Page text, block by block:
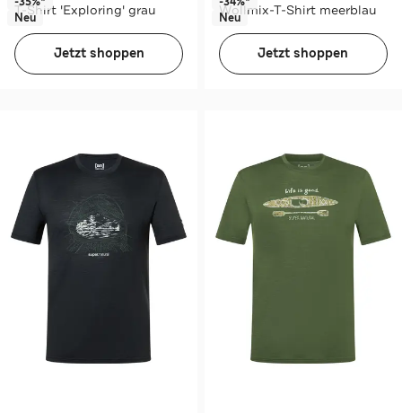
T-Shirt 'Exploring' grau
Neu
Jetzt shoppen
Wollmix-T-Shirt meerblau
Neu
Jetzt shoppen